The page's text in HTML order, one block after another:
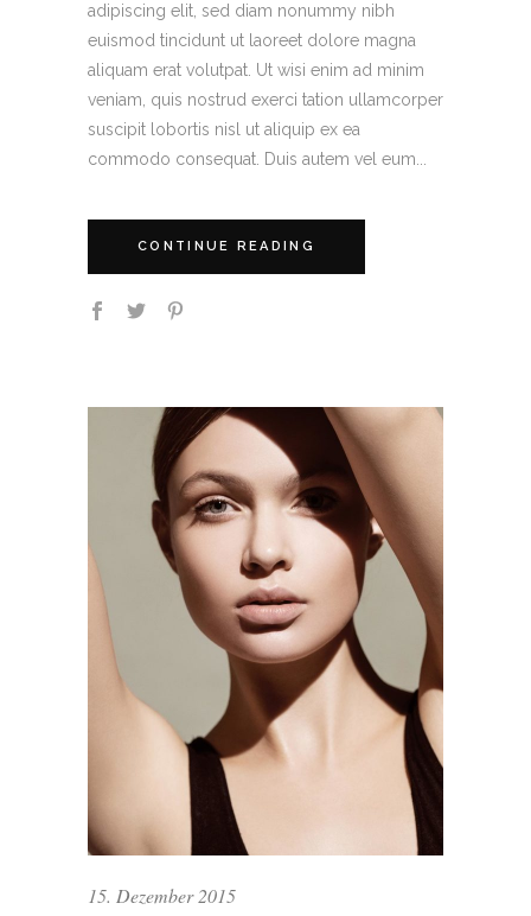
adipiscing elit, sed diam nonummy nibh
euismod tincidunt ut laoreet dolore magna
aliquam erat volutpat. Ut wisi enim ad minim
veniam, quis nostrud exerci tation ullamcorper
suscipit lobortis nisl ut aliquip ex ea
commodo consequat. Duis autem vel eum...
CONTINUE READING
15. Dezember 2015